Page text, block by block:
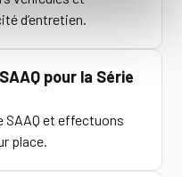
d’entretien.
pour la Série
SAAQ et effectuons
place.